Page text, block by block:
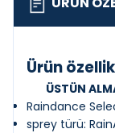
Ürün
ÜSTÜN
Raindance
sprey türü: